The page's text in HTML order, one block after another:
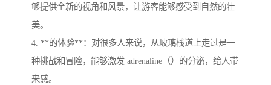
够提供全新的视角和风景，让游客能够感受到自然的壮
美。
4. **的体验**：对很多人来说，从玻璃栈道上走过是一
种挑战和冒险，能够激发 adrenaline（）的分泌，给人带
来感。